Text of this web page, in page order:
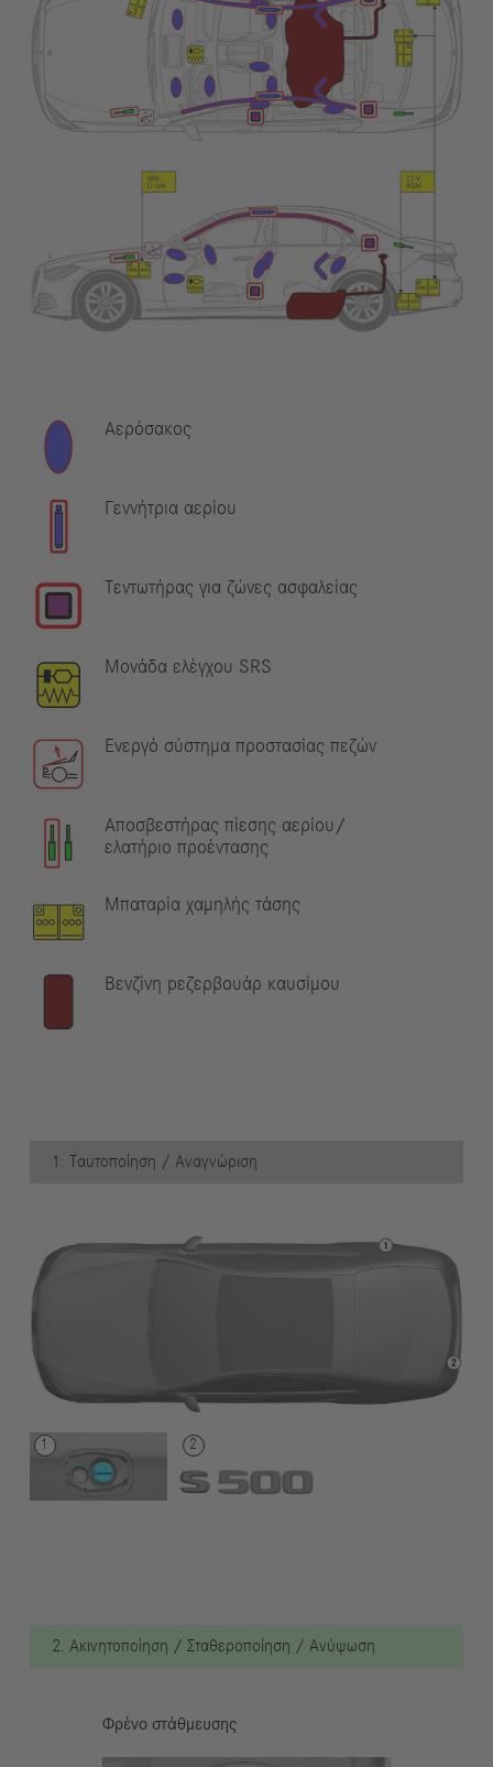
Αερόσακος
Γεννήτρια αερίου
Τεντωτήρας για ζώνες ασφαλείας
Μονάδα ελέγχου SRS
Ενεργό σύστημα προστασίας πεζών
Αποσβεστήρας πίεσης αερίου/
ελατήριο προέντασης
Μπαταρία χαμηλής τάσης
Βενζίνη pεζερβουάρ καυσίμου
1. Ταυτοποίηση / Αναγνώριση
2. Ακινητοποίηση / Σταθεροποίηση / Ανύψωση
Φρένο στάθμευσης